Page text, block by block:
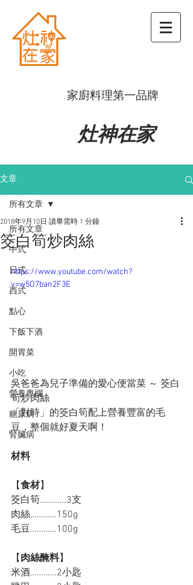
​家廚料理第一品牌
灶神在家
文章
所有文章
中式
日式
西式
點心
下飯下酒
開胃菜
小吃
營養專欄
糖尿病
腎臟病
所有文章
筊白筍炒肉絲
2018年9月10日 讀畢需時 1 分鐘
https://www.youtube.com/watch?
v=w5O7ban2F3E
吳爸爸為兒子準備的愛心便當菜 ～ 筊白
筍炒肉絲
「對時」的筊白筍配上營養豐富的毛
豆，整個就好夏天啊！
材料
【食材】
筊白筍…………3支
肉絲…………150g
毛豆…………100g
【肉絲醃料】
米酒…………2小匙